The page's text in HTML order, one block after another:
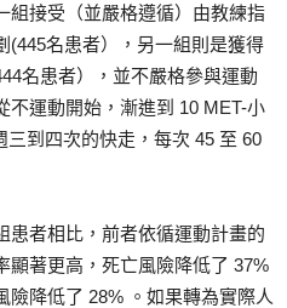
組接受（並嚴格遵循）由教練指
(445名患者），另一組則是獲得
名患者），並不嚴格參與運動
不運動開始，漸進到 10 MET-小
到四次的快走，每次 45 至 60
患者相比，前者依循運動計畫的
顯著更高，死亡風險降低了 37%
險降低了 28% 。如果轉為實際人